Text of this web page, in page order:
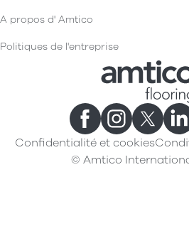
A propos d' Amtico
Politiques de l'entreprise
Confidentialité et cookies
© Amtico